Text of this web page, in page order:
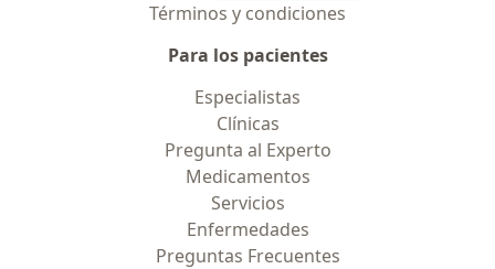
Términos y condiciones
Para los pacientes
Especialistas
Clínicas
Pregunta al Experto
Medicamentos
Servicios
Enfermedades
Preguntas Frecuentes